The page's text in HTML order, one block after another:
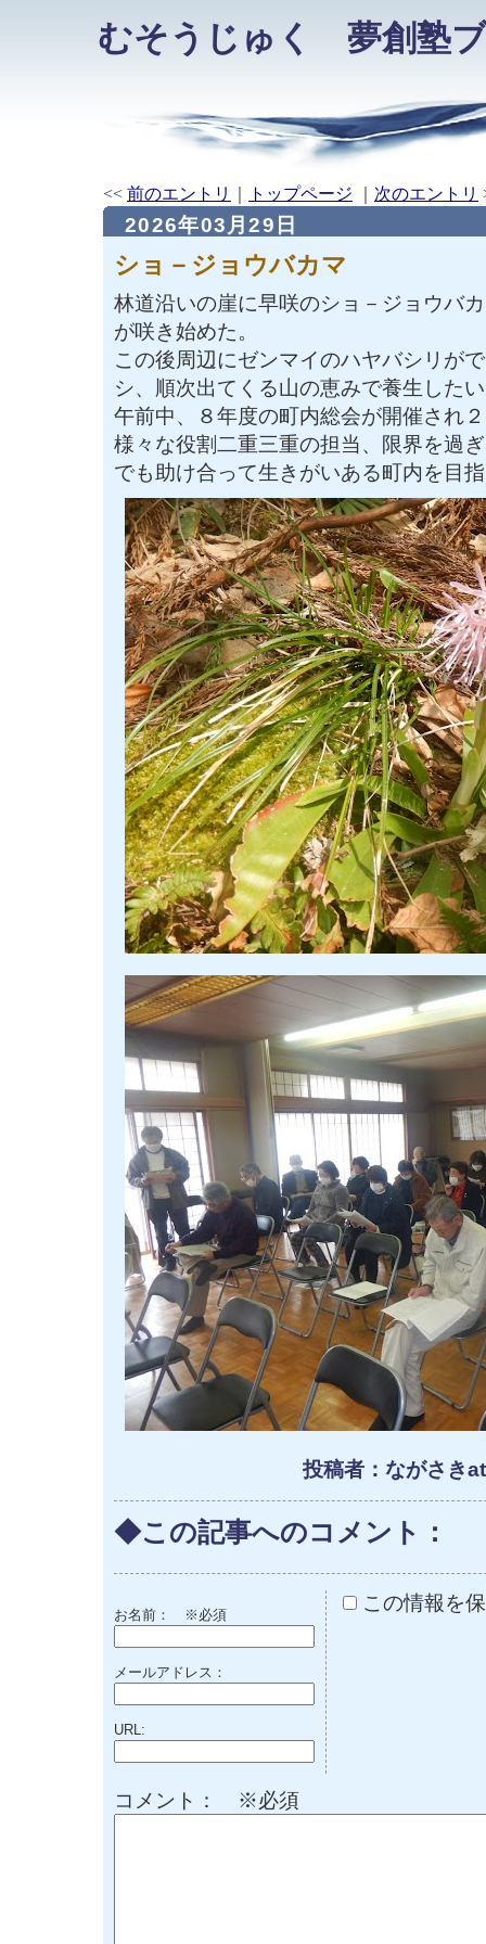
むそうじゅく 夢創塾
<< 前のエントリ トップページ 次のエントリ
2026年03月29日
ショ－ジョウバカマ
林道沿いの崖に早咲のショ－ジョウバ
が咲き始めた。
この後周辺にゼンマイのハヤバシリが
シ、順次出てくる山の恵みで養生した
午前中、８年度の町内総会が開催され
様々な役割二重三重の担当、限界を過
でも助け合って生きがいある町内を目
投稿者：ながさき
◆この記事へのコメント：
お名前： ※必須
メールアドレス：
URL:
この情報を
コメント： ※必須